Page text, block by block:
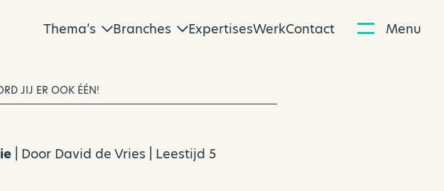
Thema’s Branches ExpertisesWerkContact Menu
JIJ ER OOK ÉÉN!
| Door David de Vries | Leestijd 5